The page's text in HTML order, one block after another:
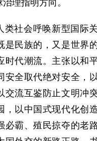
理指明方向。
类社会呼唤新型国际
是民族的，又是世界
时代潮流。主张以和
安全取代绝对安全，
交流互鉴防止文明冲
，以中国式现代化创
必霸、殖民掠夺的老